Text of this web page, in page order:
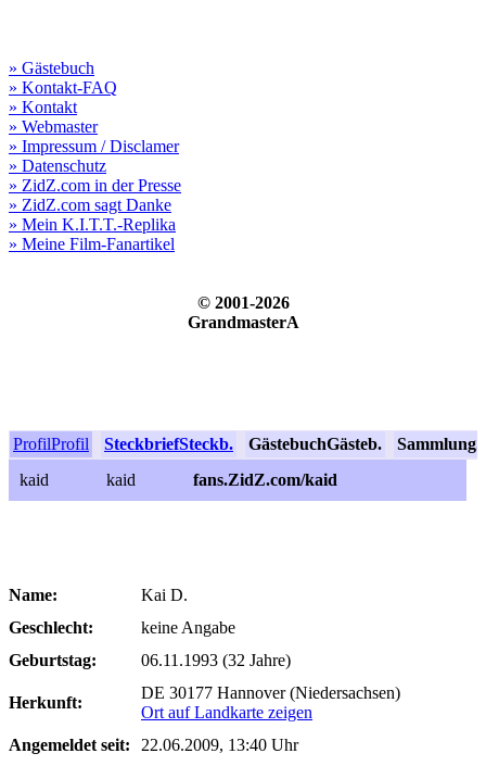
» Gästebuch
» Kontakt-FAQ
» Kontakt
» Webmaster
» Impressum / Disclamer
» Datenschutz
» ZidZ.com in der Presse
» ZidZ.com sagt Danke
» Mein K.I.T.T.-Replika
» Meine Film-Fanartikel
© 2001-2026
GrandmasterA
ProfilProfil SteckbriefSteckb. GästebuchGästeb. Sammlung
kaid
kaid fans.ZidZ.com/kaid
Name:
Kai D.
Geschlecht:
keine Angabe
Geburtstag:
06.11.1993 (32 Jahre)
Herkunft:
DE 30177 Hannover (Niedersachsen)
Ort auf Landkarte zeigen
Angemeldet seit:
22.06.2009, 13:40 Uhr